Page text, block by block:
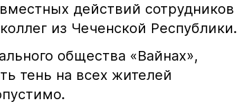
действий сотрудников
из Чеченской Республики.
общества «Вайнах»,
тень на всех жителей